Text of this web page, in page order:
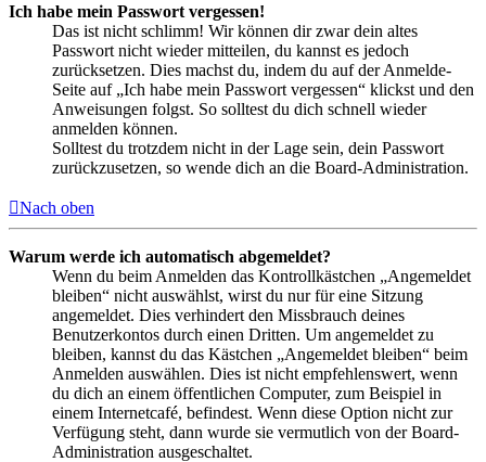
Ich habe mein Passwort vergessen!
Das ist nicht schlimm! Wir können dir zwar dein altes
Passwort nicht wieder mitteilen, du kannst es jedoch
zurücksetzen. Dies machst du, indem du auf der Anmelde-
Seite auf „Ich habe mein Passwort vergessen“ klickst und den
Anweisungen folgst. So solltest du dich schnell wieder
anmelden können.
Solltest du trotzdem nicht in der Lage sein, dein Passwort
zurückzusetzen, so wende dich an die Board-Administration.
Nach oben
Warum werde ich automatisch abgemeldet?
Wenn du beim Anmelden das Kontrollkästchen „Angemeldet
bleiben“ nicht auswählst, wirst du nur für eine Sitzung
angemeldet. Dies verhindert den Missbrauch deines
Benutzerkontos durch einen Dritten. Um angemeldet zu
bleiben, kannst du das Kästchen „Angemeldet bleiben“ beim
Anmelden auswählen. Dies ist nicht empfehlenswert, wenn
du dich an einem öffentlichen Computer, zum Beispiel in
einem Internetcafé, befindest. Wenn diese Option nicht zur
Verfügung steht, dann wurde sie vermutlich von der Board-
Administration ausgeschaltet.